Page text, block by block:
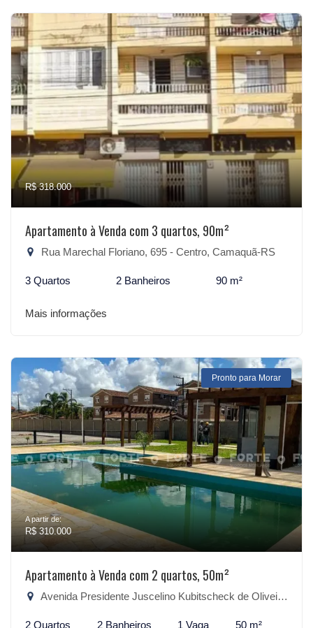
R$ 318.000
Apartamento à Venda com 3 quartos, 90m²
Rua Marechal Floriano, 695 - Centro, Camaquã-RS
3 Quartos 2 Banheiros 90 m²
Mais informações
Pronto para Morar
A partir de:
R$ 310.000
Apartamento à Venda com 2 quartos, 50m²
Avenida Presidente Juscelino Kubitscheck de Oliveira, 1916 - São Gonçalo, Pelotas-RS
2 Quartos 2 Banheiros 1 Vaga 50 m²